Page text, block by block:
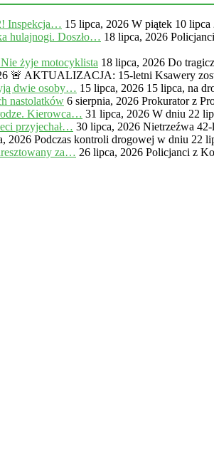
Inspekcja… 15 lipca, 2026 W piątek 10
hulajnogi. Doszło… 18 lipca, 2026
żyje motocyklista 18 lipca, 2026 Do
🚨 AKTUALIZACJA: 15-letni Ksawery
dwie osoby… 15 lipca, 2026 15 lipca, na
nastolatków 6 sierpnia, 2026 Prokurator z
Kierowca… 31 lipca, 2026 W dniu 22
przyjechał… 30 lipca, 2026 Nietrzeźwa
2026 Podczas kontroli drogowej w dniu 22
za… 26 lipca, 2026 Policjanci z